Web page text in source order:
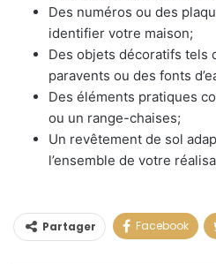
Des numéros ou des
identifier votre maison;
Des objets décoratifs tels
paravents ou des fonts
Des éléments pratiques
ou un range-chaises;
Un revêtement de sol
l’ensemble de votre
Partager Facebook